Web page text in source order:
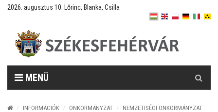
2026. augusztus 10. Lőrinc, Blanka, Csilla
MENÜ
INFORMÁCIÓK ÖNKORMÁNYZAT
NEMZETISÉGI ÖNKORMÁNYZAT